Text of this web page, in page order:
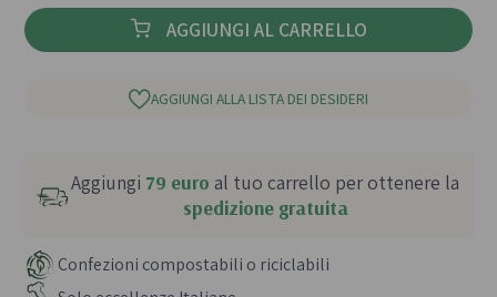
AGGIUNGI AL CARRELLO
AGGIUNGI ALLA LISTA DEI DESIDERI
Aggiungi 79 euro al tuo carrello per ottenere la
spedizione gratuita
Confezioni compostabili o riciclabili